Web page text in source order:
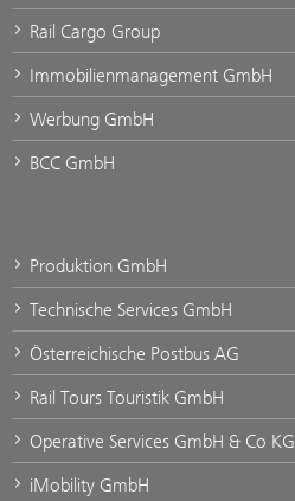
Rail Cargo Group
Immobilienmanagement GmbH
Werbung GmbH
BCC GmbH
Produktion GmbH
Technische Services GmbH
Österreichische Postbus AG
Rail Tours Touristik GmbH
Operative Services GmbH & Co KG
iMobility GmbH